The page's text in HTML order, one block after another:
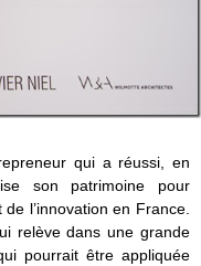
qui a réussi, en
son patrimoine pour
l’innovation en France.
relève dans une grande
pourrait être appliquée